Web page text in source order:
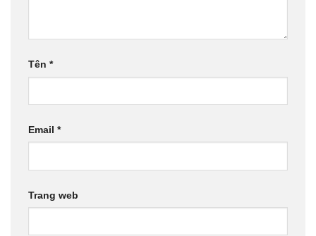
Tên *
Email *
Trang web